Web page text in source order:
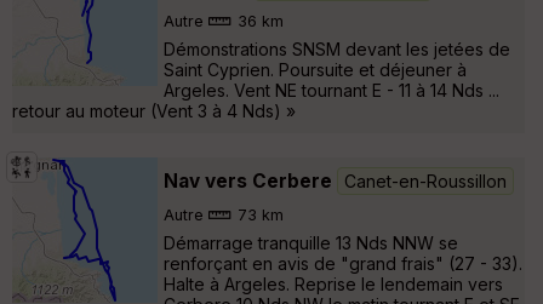
Autre 36 km
Démonstrations SNSM devant les jetées de
Saint Cyprien. Poursuite et déjeuner à
Argeles. Vent NE tournant E - 11 à 14 Nds ...
retour au moteur (Vent 3 à 4 Nds) »
Nav vers Cerbere Canet-en-Roussillon
Autre 73 km
Démarrage tranquille 13 Nds NNW se
renforçant en avis de "grand frais" (27 - 33).
Halte à Argeles. Reprise le lendemain vers